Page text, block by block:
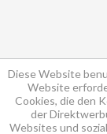
Diese Website
Website
Cookies, die den
der
Websites und